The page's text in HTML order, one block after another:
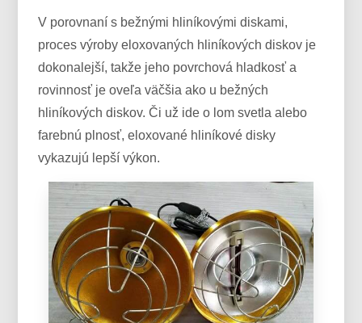
V porovnaní s bežnými hliníkovými diskami,
proces výroby eloxovaných hliníkových diskov je
dokonalejší, takže jeho povrchová hladkosť a
rovinnosť je oveľa väčšia ako u bežných
hliníkových diskov. Či už ide o lom svetla alebo
farebnú plnosť, eloxované hliníkové disky
vykazujú lepší výkon.